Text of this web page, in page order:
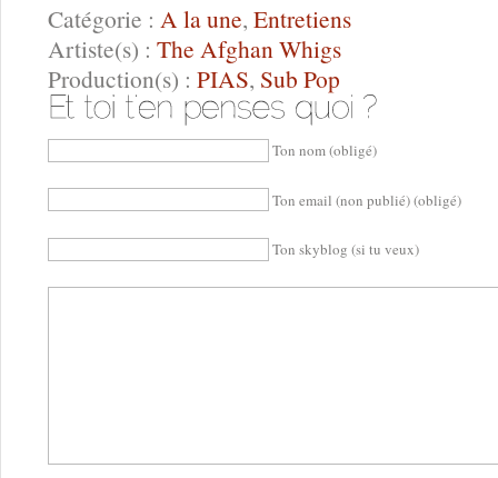
Catégorie : A la une, Entretiens
Artiste(s) : The Afghan Whigs
Production(s) : PIAS, Sub Pop
Ton nom (obligé)
Ton email (non publié) (obligé)
Ton skyblog (si tu veux)